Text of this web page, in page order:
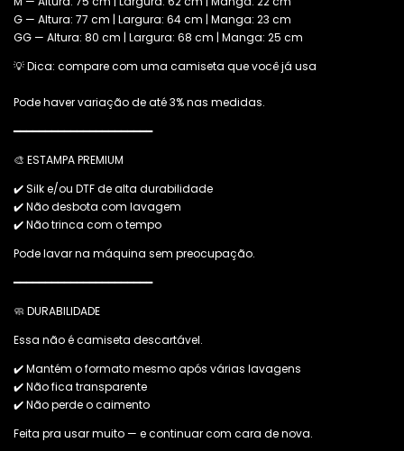
G — Altura: 77 cm | Largura: 64 cm | Manga: 23 cm
GG — Altura: 80 cm | Largura: 68 cm | Manga: 25 cm
💡 Dica: compare com uma camiseta que você já usa
Pode haver variação de até 3% nas medidas.
━━━━━━━━━━━━━━━━━━━━━━
🎨 ESTAMPA PREMIUM
✔️ Silk e/ou DTF de alta durabilidade
✔️ Não desbota com lavagem
✔️ Não trinca com o tempo
Pode lavar na máquina sem preocupação.
━━━━━━━━━━━━━━━━━━━━━━
🧼 DURABILIDADE
Essa não é camiseta descartável.
✔️ Mantém o formato mesmo após várias lavagens
✔️ Não fica transparente
✔️ Não perde o caimento
Feita pra usar muito — e continuar com cara de nova.